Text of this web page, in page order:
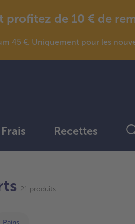
de 10 € de
45 €. Uniquement pour les
Frais Recettes
21 produits